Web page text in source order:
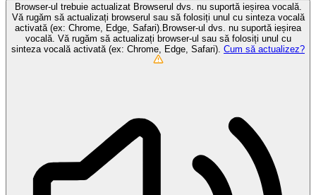
Browser-ul trebuie actualizat Browserul dvs. nu suportă ieșirea vocală.
Vă rugăm să actualizați browserul sau să folosiți unul cu sinteza vocală
activată (ex: Chrome, Edge, Safari).Browser-ul dvs. nu suportă ieșirea
vocală. Vă rugăm să actualizați browser-ul sau să folosiți unul cu
sinteza vocală activată (ex: Chrome, Edge, Safari). Cum să actualizez?